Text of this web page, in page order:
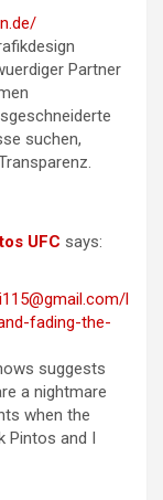
Partner
suchen,
UFC says:
l
fading-the-
suggests
a nightmare
when the
Pintos and I